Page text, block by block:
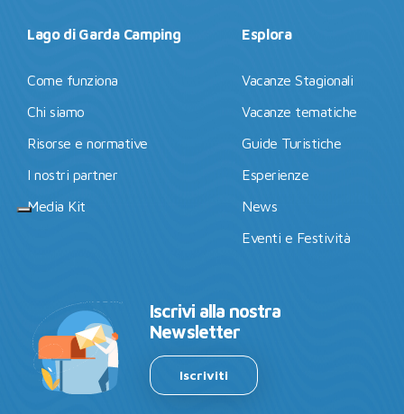
Lago di Garda Camping
Come funziona
Chi siamo
Risorse e normative
I nostri partner
Media Kit
Esplora
Vacanze Stagionali
Vacanze tematiche
Guide Turistiche
Esperienze
News
Eventi e Festività
Iscrivi alla nostra
Newsletter
Iscriviti